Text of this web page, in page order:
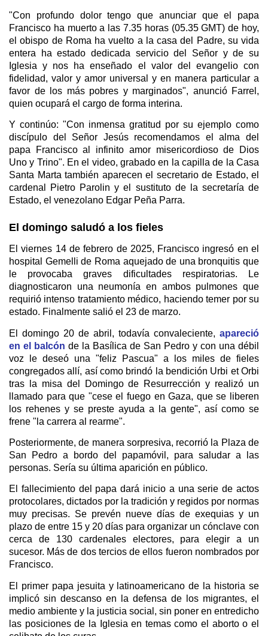
"Con profundo dolor tengo que anunciar que el papa
Francisco ha muerto a las 7.35 horas (05.35 GMT) de hoy,
el obispo de Roma ha vuelto a la casa del Padre, su vida
entera ha estado dedicada servicio del Señor y de su
Iglesia y nos ha enseñado el valor del evangelio con
fidelidad, valor y amor universal y en manera particular a
favor de los más pobres y marginados", anunció Farrel,
quien ocupará el cargo de forma interina.
Y continúo: "Con inmensa gratitud por su ejemplo como
discípulo del Señor Jesús recomendamos el alma del
papa Francisco al infinito amor misericordioso de Dios
Uno y Trino". En el video, grabado en la capilla de la Casa
Santa Marta también aparecen el secretario de Estado, el
cardenal Pietro Parolin y el sustituto de la secretaría de
Estado, el venezolano Edgar Peña Parra.
El domingo saludó a los fieles
El viernes 14 de febrero de 2025, Francisco ingresó en el
hospital Gemelli de Roma aquejado de una bronquitis que
le provocaba graves dificultades respiratorias. Le
diagnosticaron una neumonía en ambos pulmones que
requirió intenso tratamiento médico, haciendo temer por su
estado. Finalmente salió el 23 de marzo.
El domingo 20 de abril, todavía convaleciente, apareció
en el balcón de la Basílica de San Pedro y con una débil
voz le deseó una "feliz Pascua" a los miles de fieles
congregados allí, así como brindó la bendición Urbi et Orbi
tras la misa del Domingo de Resurrección y realizó un
llamado para que "cese el fuego en Gaza, que se liberen
los rehenes y se preste ayuda a la gente", así como se
frene "la carrera al rearme".
Posteriormente, de manera sorpresiva, recorrió la Plaza de
San Pedro a bordo del papamóvil, para saludar a las
personas. Sería su última aparición en público.
El fallecimiento del papa dará inicio a una serie de actos
protocolares, dictados por la tradición y regidos por normas
muy precisas. Se prevén nueve días de exequias y un
plazo de entre 15 y 20 días para organizar un cónclave con
cerca de 130 cardenales electores, para elegir a un
sucesor. Más de dos tercios de ellos fueron nombrados por
Francisco.
El primer papa jesuita y latinoamericano de la historia se
implicó sin descanso en la defensa de los migrantes, el
medio ambiente y la justicia social, sin poner en entredicho
las posiciones de la Iglesia en temas como el aborto o el